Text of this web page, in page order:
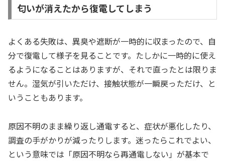
匂いが消えたから復電してしまう
よくある失敗は、異臭や遮断が一時的に収まったので、自
分で復電して様子を見ることです。たしかに一時的に使え
るようになることはありますが、それで直ったとは限りま
せん。湿気が引いただけ、接触状態が一瞬戻っただけ、と
いうこともあります。
原因不明のまま繰り返し通電すると、症状が悪化したり、
調査の手がかりが減ったりします。迷ったらこれでよい、
という意味では「原因不明なら再通電しない」が基本で